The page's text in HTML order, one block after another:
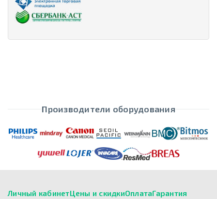
Производители оборудования
Личный кабинетЦены и скидкиОплатаГарантия